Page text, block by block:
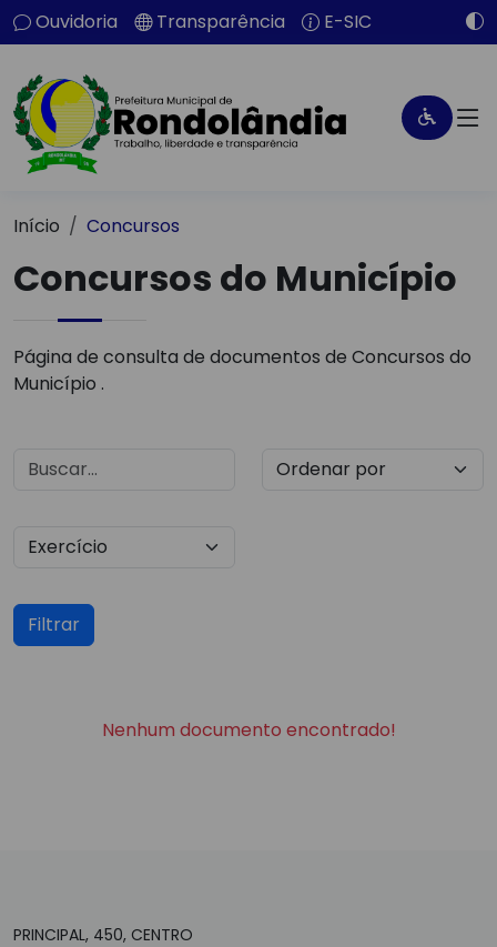
Ouvidoria Transparência E-SIC
Início Concursos
Concursos do Município
Página de consulta de documentos de Concursos do
Município .
Filtrar
Nenhum documento encontrado!
PRINCIPAL, 450, CENTRO